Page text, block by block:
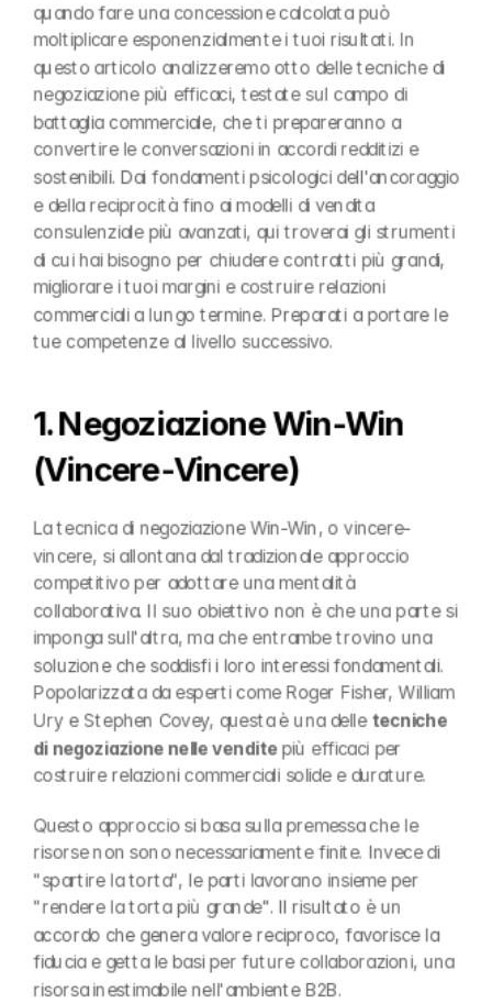
quando fare una concessione calcolata può
moltiplicare esponenzialmente i tuoi risultati. In
questo articolo analizzeremo otto delle tecniche di
negoziazione più efficaci, testate sul campo di
battaglia commerciale, che ti prepareranno a
convertire le conversazioni in accordi redditizi e
sostenibili. Dai fondamenti psicologici dell'ancoraggio
e della reciprocità fino ai modelli di vendita
consulenziale più avanzati, qui troverai gli strumenti
di cui hai bisogno per chiudere contratti più grandi,
migliorare i tuoi margini e costruire relazioni
commerciali a lungo termine. Preparati a portare le
tue competenze al livello successivo.
1. Negoziazione Win-Win
(Vincere-Vincere)
La tecnica di negoziazione Win-Win, o vincere-
vincere, si allontana dal tradizionale approccio
competitivo per adottare una mentalità
collaborativa. Il suo obiettivo non è che una parte si
imponga sull'altra, ma che entrambe trovino una
soluzione che soddisfi i loro interessi fondamentali.
Popolarizzata da esperti come Roger Fisher, William
Ury e Stephen Covey, questa è una delle tecniche
di negoziazione nelle vendite più efficaci per
costruire relazioni commerciali solide e durature.
Questo approccio si basa sulla premessa che le
risorse non sono necessariamente finite. Invece di
"spartire la torta", le parti lavorano insieme per
"rendere la torta più grande". Il risultato è un
accordo che genera valore reciproco, favorisce la
fiducia e getta le basi per future collaborazioni, una
risorsa inestimabile nell'ambiente B2B.